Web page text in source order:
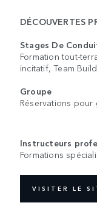
DÉCOUVERTES
Stages De
Formation tout-
incitatif, Team
Groupe
Réservations pour
Instructeurs
Formations
VISITER LE